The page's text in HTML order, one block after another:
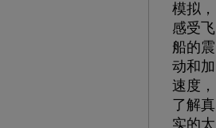
模拟，
感受飞
船的震
动和加
速度，
了解真
实的太